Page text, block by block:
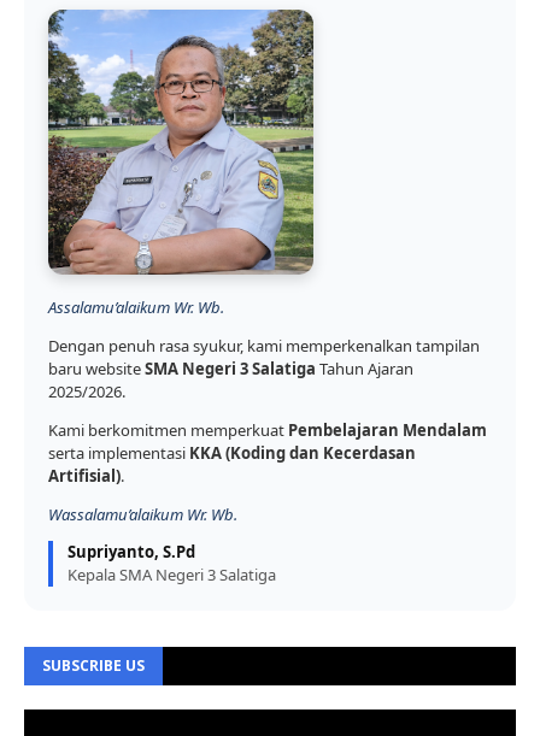
Assalamu’alaikum Wr. Wb.
Dengan penuh rasa syukur, kami memperkenalkan tampilan
baru websiteSMA Negeri 3 Salatiga Tahun Ajaran
2025/2026.
Kami berkomitmen memperkuat Pembelajaran Mendalam
serta implementasi KKA (Koding dan Kecerdasan
Artifisial).
Wassalamu’alaikum Wr. Wb.
Supriyanto, S.Pd
Kepala SMA Negeri 3 Salatiga
SUBSCRIBE US